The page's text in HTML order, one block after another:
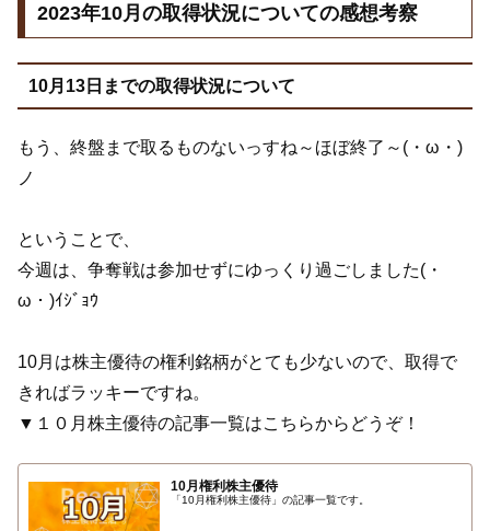
2023年10月の取得状況についての感想考察
10月13日までの取得状況について
もう、終盤まで取るものないっすね～ほぼ終了～(・ω・)
ノ
ということで、
今週は、争奪戦は参加せずにゆっくり過ごしました(・
ω・)ｲｼﾞｮｳ
10月は株主優待の権利銘柄がとても少ないので、取得で
きればラッキーですね。
▼１０月株主優待の記事一覧はこちらからどうぞ！
10月権利株主優待
「10月権利株主優待」の記事一覧です。